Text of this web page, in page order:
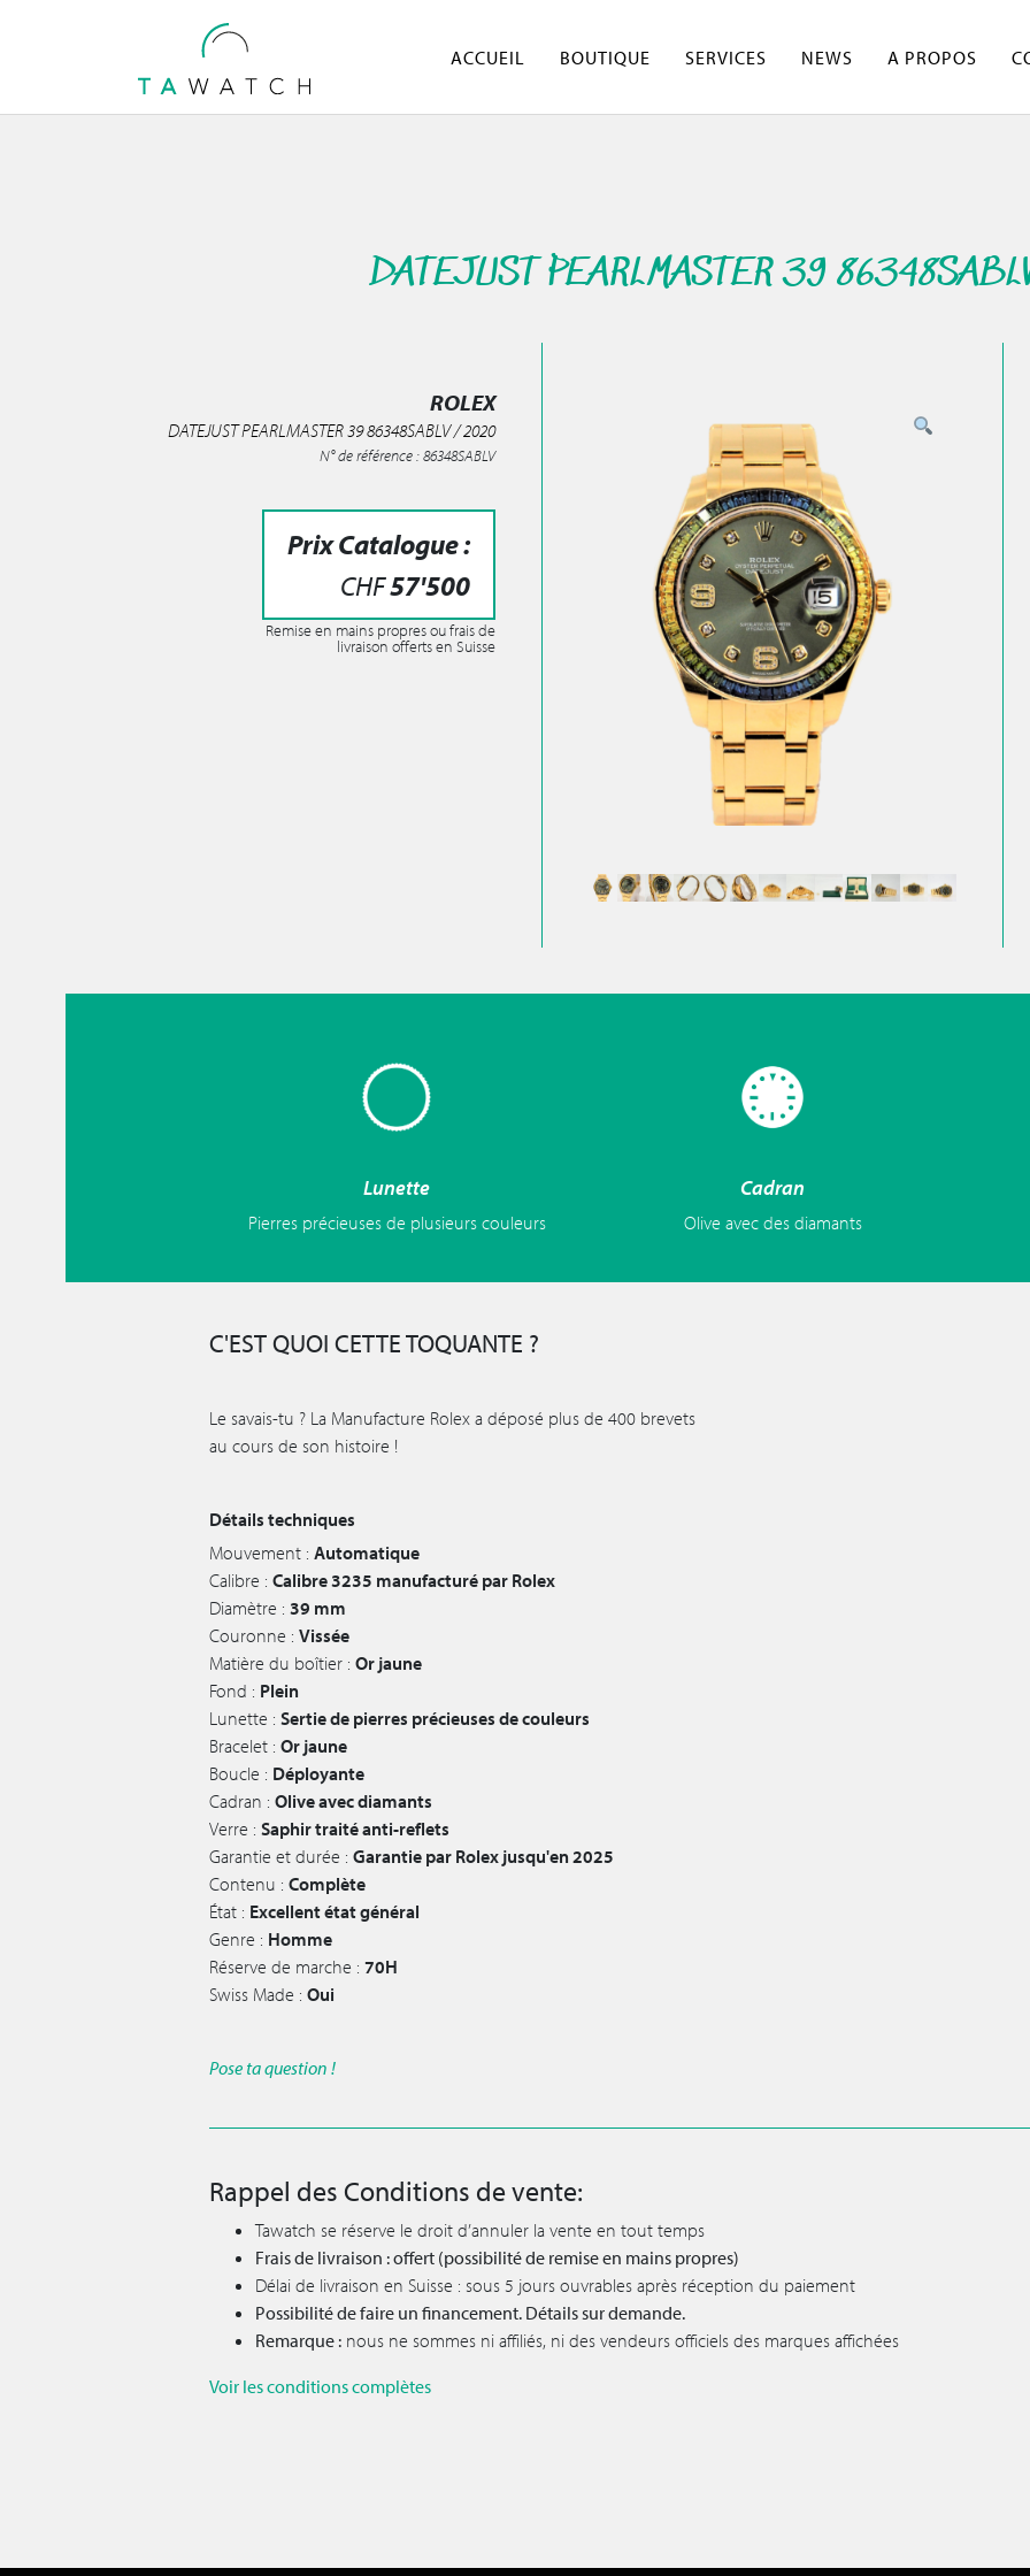
ACCUEIL BOUTIQUE SERVICES NEWS A PROPOS
DATEJUST PEARLMASTER 39
ROLEX
DATEJUST PEARLMASTER 39 86348SABLV / 2020
N° de référence : 86348SABLV
Prix Catalogue :
CHF57'500
Remise en mains propres ou frais de
livraison offerts en Suisse
Lunette
Pierres précieuses de plusieurs couleurs
Cadran
Olive avec des diamants
C'EST QUOI CETTE TOQUANTE ?
Le savais-tu ? La Manufacture Rolex a déposé plus de 400 brevets
au cours de son histoire !
Détails techniques
Mouvement : Automatique
Calibre : Calibre 3235 manufacturé par Rolex
Diamètre : 39 mm
Couronne : Vissée
Matière du boîtier : Or jaune
Fond : Plein
Lunette : Sertie de pierres précieuses de couleurs
Bracelet : Or jaune
Boucle : Déployante
Cadran : Olive avec diamants
Verre : Saphir traité anti-reflets
Garantie et durée : Garantie par Rolex jusqu'en 2025
Contenu : Complète
État : Excellent état général
Genre : Homme
Réserve de marche : 70H
Swiss Made : Oui
Pose ta question !
Rappel des Conditions de vente:
Tawatch se réserve le droit d’annuler la vente en tout temps
Frais de livraison : offert (possibilité de remise en mains propres)
Délai de livraison en Suisse : sous 5 jours ouvrables après réception du paiement
Possibilité de faire un financement. Détails sur demande.
Remarque : nous ne sommes ni affiliés, ni des vendeurs officiels des marques affichées
Voir les conditions complètes